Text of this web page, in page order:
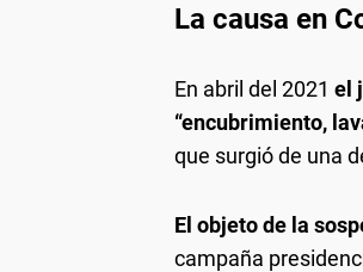
La causa en
En abril del 2021 el
“encubrimiento,
que surgió de una
El objeto de la
campaña